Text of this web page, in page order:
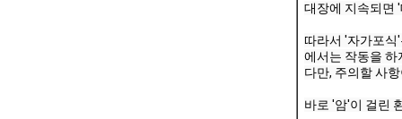
대장에 지속되면
따라서 '자가포
에서는 작동을
다만, 주의할 사
바로 '암'이 걸린